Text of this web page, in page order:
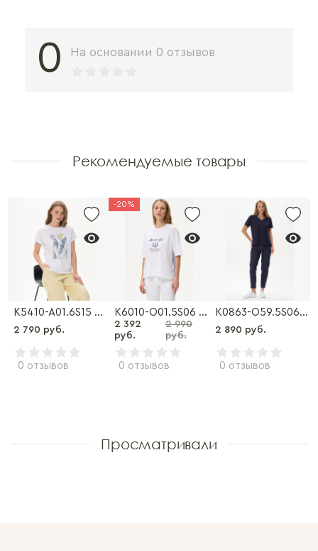
0 На основании 0 отзывов
Рекомендуемые товары
K5410-A01.6S15 Футболка
2 790 руб.
0 отзывов
-20%
K6010-O01.5S06 Футболка
2 392
руб.
2 990
руб.
0 отзывов
K0863-O59.5S06 Футболка
2 890 руб.
0 отзывов
Просматривали